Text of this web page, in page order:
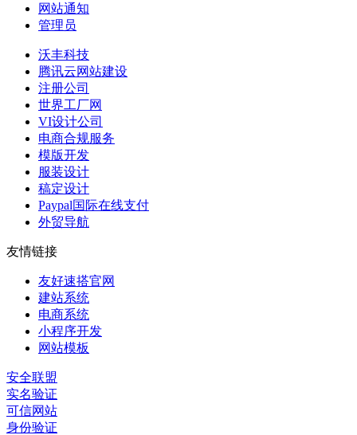
网站通知
管理员
沃丰科技
腾讯云网站建设
注册公司
世界工厂网
VI设计公司
电商合规服务
模版开发
服装设计
稿定设计
Paypal国际在线支付
外贸导航
友情链接
友好速搭官网
建站系统
电商系统
小程序开发
网站模板
安全联盟
实名验证
可信网站
身份验证